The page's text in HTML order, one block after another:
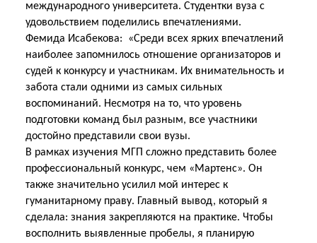
международного университета. Студентки вуза с
удовольствием поделились впечатлениями.
Фемида Исабекова: «Среди всех ярких впечатлений
наиболее запомнилось отношение организаторов и
судей к конкурсу и участникам. Их внимательность и
забота стали одними из самых сильных
воспоминаний. Несмотря на то, что уровень
подготовки команд был разным, все участники
достойно представили свои вузы.
В рамках изучения МГП сложно представить более
профессиональный конкурс, чем «Мартенс». Он
также значительно усилил мой интерес к
гуманитарному праву. Главный вывод, который я
сделала: знания закрепляются на практике. Чтобы
восполнить выявленные пробелы, я планирую